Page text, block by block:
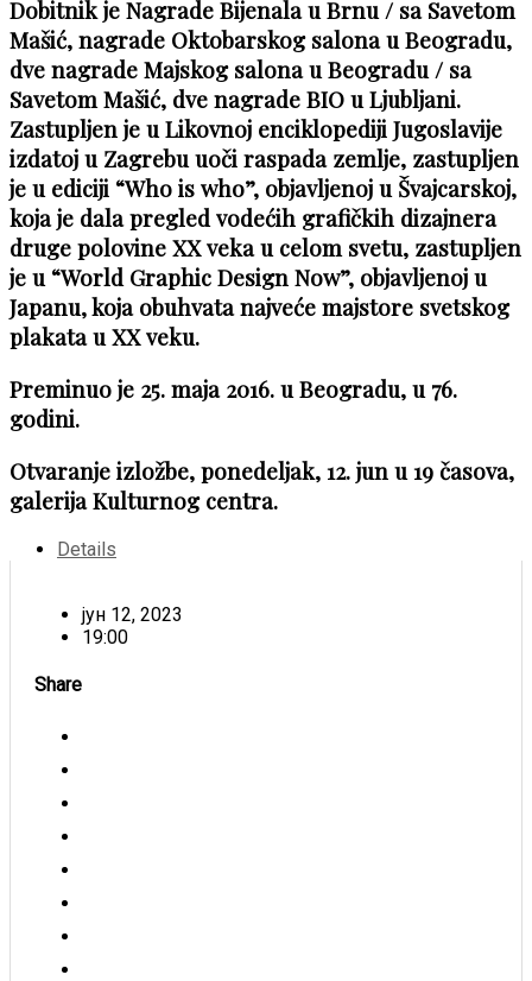
Dobitnik je Nagrade Bijenala u Brnu / sa Savetom
Mašić, nagrade Oktobarskog salona u Beogradu,
dve nagrade Majskog salona u Beogradu / sa
Savetom Mašić, dve nagrade BIO u Ljubljani.
Zastupljen je u Likovnoj enciklopediji Jugoslavije
izdatoj u Zagrebu uoči raspada zemlje, zastupljen
je u ediciji “Who is who”, objavljenoj u Švajcarskoj,
koja je dala pregled vodećih grafičkih dizajnera
druge polovine XX veka u celom svetu, zastupljen
je u “World Graphic Design Now”, objavljenoj u
Japanu, koja obuhvata najveće majstore svetskog
plakata u XX veku.
Preminuo je 25. maja 2016. u Beogradu, u 76.
godini.
Otvaranje izložbe, ponedeljak, 12. jun u 19 časova,
galerija Kulturnog centra.
Details
јун 12, 2023
19:00
Share